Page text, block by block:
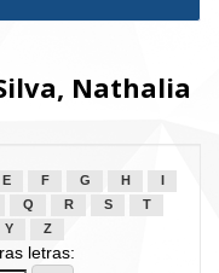
Nathalia
E F G H
Q R S
T
Y Z
letras: